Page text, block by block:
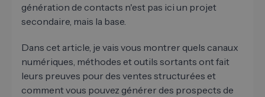
génération de contacts n'est pas ici un projet
secondaire, mais la base.
Dans cet article, je vais vous montrer quels canaux
numériques, méthodes et outils sortants ont fait
leurs preuves pour des ventes structurées et
comment vous pouvez générer des prospects de